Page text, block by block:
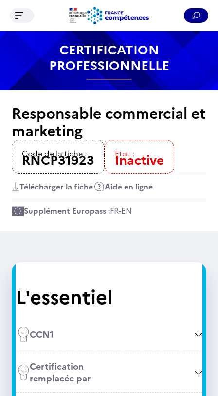
Contenu Recherche Menu Pied de page
Ouvrir le menu de navigation
CERTIFICATION
PROFESSIONNELLE
Responsable commercial et
marketing
Code de la fiche :
RNCP31923 Etat :
Inactive
Télécharger la fiche Aide en ligne
Supplément Europass :FR-EN
L'essentiel
CCN1
Certification
remplacée par